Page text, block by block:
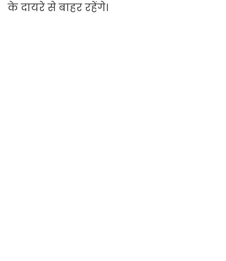
के दायरे से बाहर रहेंगे।